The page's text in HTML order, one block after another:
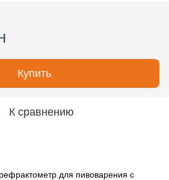
Купить
К сравнению
для пивоварения с